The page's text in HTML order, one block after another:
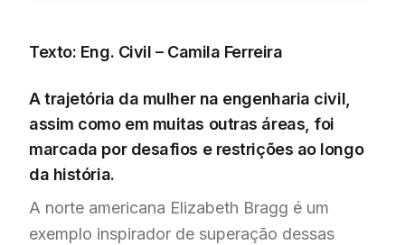
Texto: Eng. Civil – Camila Ferreira
A trajetória da mulher na engenharia civil,
assim como em muitas outras áreas, foi
marcada por desafios e restrições ao longo
da história.
A norte americana Elizabeth Bragg é um
exemplo inspirador de superação dessas